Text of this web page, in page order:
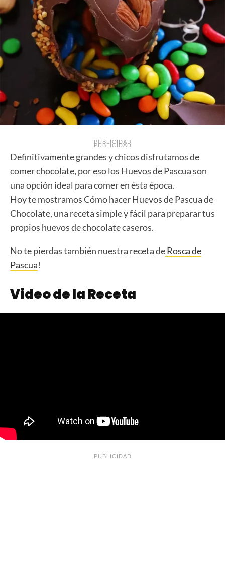
PUBLICIDAD
PUBLICIDAD
Definitivamente grandes y chicos disfrutamos de
comer chocolate, por eso los Huevos de Pascua son
una opción ideal para comer en ésta época.
Hoy te mostramos Cómo hacer Huevos de Pascua de
Chocolate, una receta simple y fácil para preparar tus
propios huevos de chocolate caseros.
No te pierdas también nuestra receta deRosca de
Pascua!
Video de la Receta
PUBLICIDAD